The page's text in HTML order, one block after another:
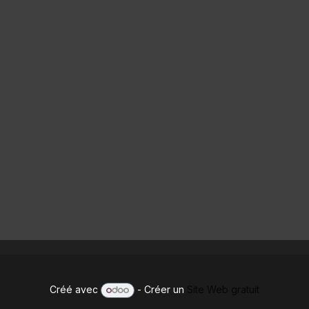
Créé avec - Créer un